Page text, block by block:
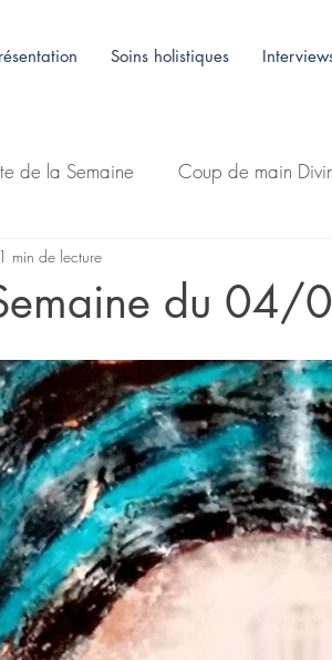
Soins holistiques
de la Semaine Coup de main
du
1 min de lecture